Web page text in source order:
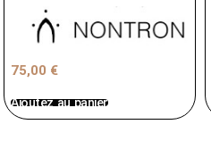
75,00 €
Ajoutez au panier